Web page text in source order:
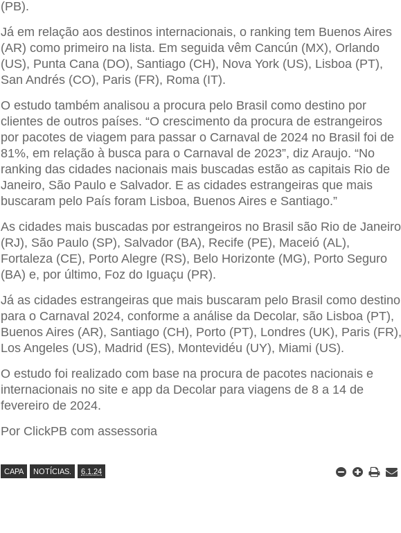
(PB).
Já em relação aos destinos internacionais, o ranking tem Buenos Aires
(AR) como primeiro na lista. Em seguida vêm Cancún (MX), Orlando
(US), Punta Cana (DO), Santiago (CH), Nova York (US), Lisboa (PT),
San Andrés (CO), Paris (FR), Roma (IT).
O estudo também analisou a procura pelo Brasil como destino por
clientes de outros países. “O crescimento da procura de estrangeiros
por pacotes de viagem para passar o Carnaval de 2024 no Brasil foi de
81%, em relação à busca para o Carnaval de 2023”, diz Araujo. “No
ranking das cidades nacionais mais buscadas estão as capitais Rio de
Janeiro, São Paulo e Salvador. E as cidades estrangeiras que mais
buscaram pelo País foram Lisboa, Buenos Aires e Santiago.”
As cidades mais buscadas por estrangeiros no Brasil são Rio de Janeiro
(RJ), São Paulo (SP), Salvador (BA), Recife (PE), Maceió (AL),
Fortaleza (CE), Porto Alegre (RS), Belo Horizonte (MG), Porto Seguro
(BA) e, por último, Foz do Iguaçu (PR).
Já as cidades estrangeiras que mais buscaram pelo Brasil como destino
para o Carnaval 2024, conforme a análise da Decolar, são Lisboa (PT),
Buenos Aires (AR), Santiago (CH), Porto (PT), Londres (UK), Paris
Los Angeles (US), Madrid (ES), Montevidéu (UY), Miami (US).
O estudo foi realizado com base na procura de pacotes nacionais e
internacionais no site e app da Decolar para viagens de 8 a 14 de
fevereiro de 2024.
Por ClickPB com assessoria
CAPA NOTÍCIAS. 6.1.24